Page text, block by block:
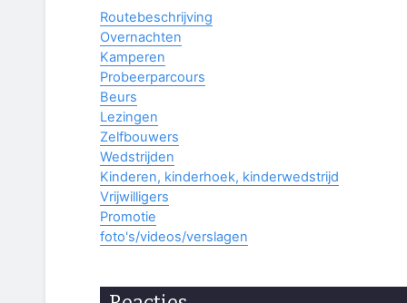
Routebeschrijving
Overnachten
Kamperen
Probeerparcours
Beurs
Lezingen
Zelfbouwers
Wedstrijden
Kinderen, kinderhoek, kinderwedstrijd
Vrijwilligers
Promotie
foto's/videos/verslagen